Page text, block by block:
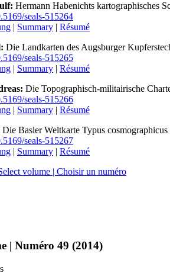
Hermann Habenichts kartographisches
seals-515264
| Summary | Résumé
Die Landkarten des Augsburger
seals-515265
| Summary | Résumé
Die Topographisch-militairische
seals-515266
| Summary | Résumé
Die Basler Weltkarte Typus
seals-515267
| Summary | Résumé
volume | Choisir un numéro
| Numéro 49 (2014)